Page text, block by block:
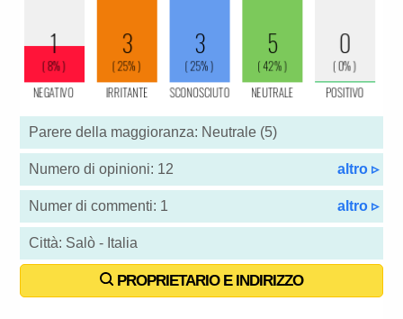
Parere della maggioranza: Neutrale (5)
Numero di opinioni: 12 altro ▹
Numer di commenti: 1 altro ▹
Città: Salò - Italia
PROPRIETARIO E INDIRIZZO